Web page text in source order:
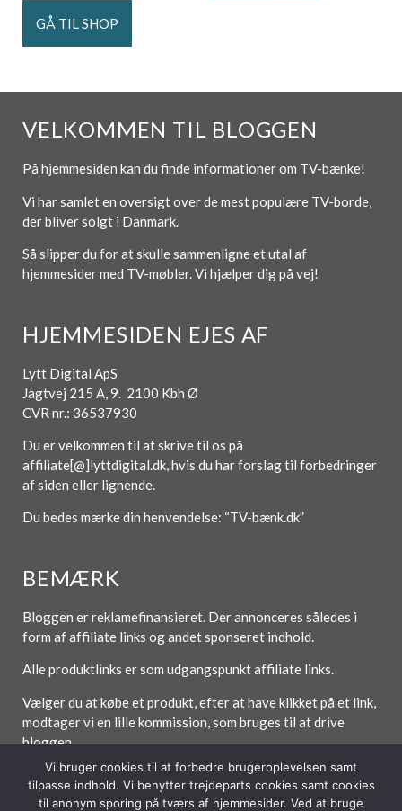
GÅ TIL SHOP
VELKOMMEN TIL BLOGGEN
På hjemmesiden kan du finde informationer om TV-bænke!
Vi har samlet en oversigt over de mest populære TV-borde,
der bliver solgt i Danmark.
Så slipper du for at skulle sammenligne et utal af
hjemmesider med TV-møbler. Vi hjælper dig på vej!
HJEMMESIDEN EJES AF
Lytt Digital ApS
Jagtvej 215 A, 9. 2100 Kbh Ø
CVR nr.: 36537930
Du er velkommen til at skrive til os på
affiliate[@]lyttdigital.dk, hvis du har forslag til forbedringer
af siden eller lignende.
Du bedes mærke din henvendelse: “TV-bænk.dk”
BEMÆRK
Bloggen er reklamefinansieret. Der annonceres således i
form af affiliate links og andet sponseret indhold.
Alle produktlinks er som udgangspunkt affiliate links.
Vælger du at købe et produkt, efter at have klikket på et link,
modtager vi en lille kommission, som bruges til at drive
bloggen.
Vi bruger cookies til at forbedre brugeroplevelsen samt
tilpasse indhold. Vi benytter trejdeparts cookies samt cookies
til anonym sporing på tværs af hjemmesider. Ved at bruge